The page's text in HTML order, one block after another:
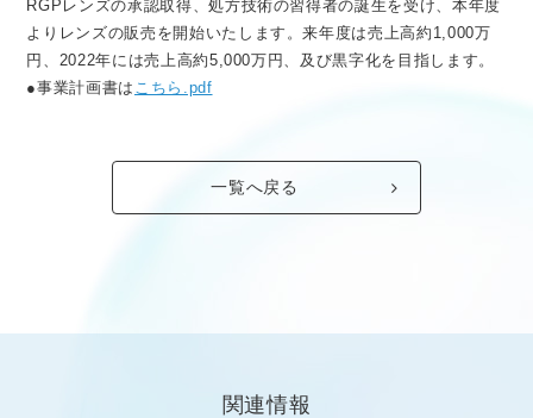
RGPレンズの承認取得、処方技術の習得者の誕生を受け、本年度
よりレンズの販売を開始いたします。来年度は売上高約1,000万
円、2022年には売上高約5,000万円、及び黒字化を目指します。
●事業計画書は こちら.pdf
一覧へ戻る
関連情報